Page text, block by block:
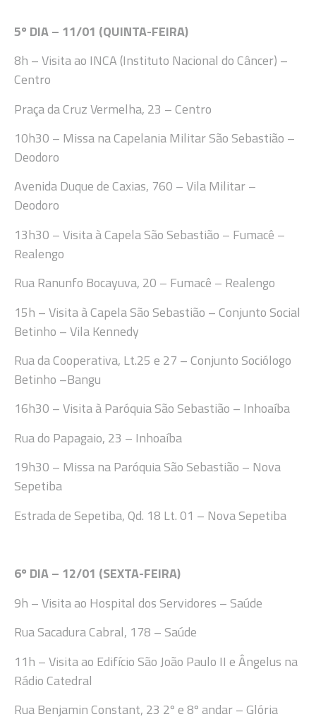
5º DIA – 11/01 (QUINTA-FEIRA)
8h –Visita ao INCA (Instituto Nacional do Câncer) –
Centro
Praçada Cruz Vermelha, 23 –Centro
10h30 – Missa naCapelania Militar São Sebastião –
Deodoro
Avenida Duque de Caxias, 760 – Vila Militar–
Deodoro
13h30 – Visita àCapela São Sebastião – Fumacê –
Realengo
Rua Ranunfo Bocayuva, 20 – Fumacê – Realengo
15h – Visita àCapela São Sebastião – Conjunto Social
Betinho – Vila Kennedy
Rua da Cooperativa, Lt.25 e 27 – Conjunto Sociólogo
Betinho –Bangu
16h30 – Visita à Paróquia São Sebastião – Inhoaíba
Rua do Papagaio, 23 – Inhoaíba
19h30 – Missana ParóquiaSão Sebastião – Nova
Sepetiba
Estrada de Sepetiba, Qd. 18 Lt. 01 – Nova Sepetiba
6º DIA – 12/01 (SEXTA-FEIRA)
9h –Visita ao Hospital dos Servidores – Saúde
RuaSacadura Cabral, 178 – Saúde
11h – Visita ao Edifício São João Paulo II e Ângelus na
Rádio Catedral
Rua Benjamin Constant, 23 2º e 8º andar–Glória